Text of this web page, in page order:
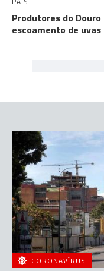
Produtores do
escoamento de
CORONAVÍRUS